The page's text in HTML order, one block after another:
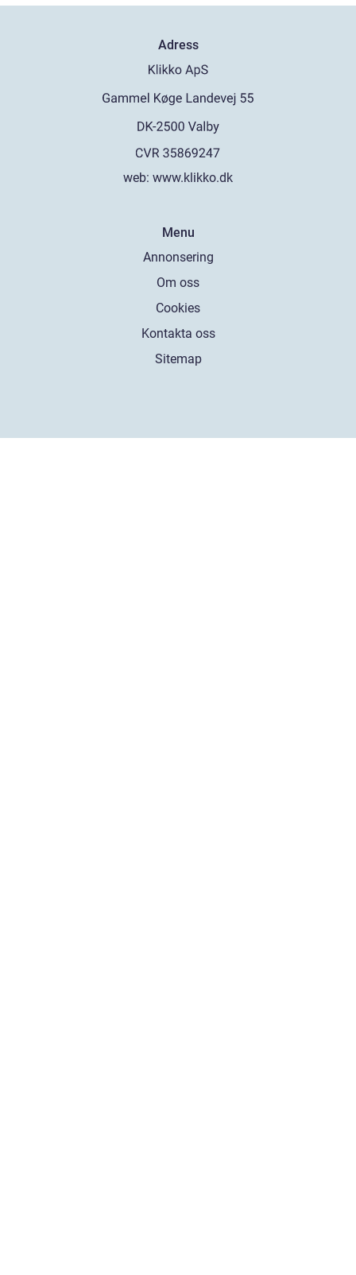
Adress
web: www.klikko.dk
Menu
Annonsering
Om oss
Cookies
Kontakta oss
Sitemap